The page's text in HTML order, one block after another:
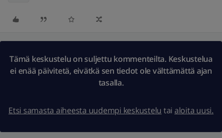
Tämä keskustelu on suljettu kommenteilta. Keskustelua
ei enää päivitetä, eivätkä sen tiedot ole välttämättä ajan
tasalla.
Etsi samasta aiheesta uudempi keskustelu tai aloita uusi.